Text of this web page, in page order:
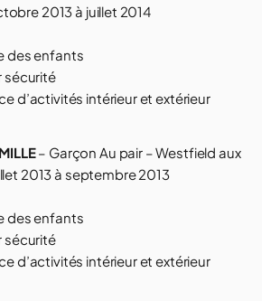
2013 à juillet 2014
des enfants
sécurité
d’activités intérieur et extérieur
– Garçon Au pair – Westfield aux
2013 à septembre 2013
des enfants
sécurité
d’activités intérieur et extérieur